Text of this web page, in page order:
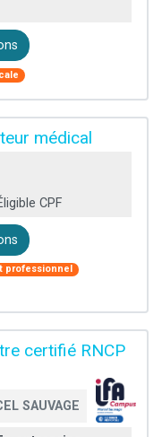
médical
CPF
professionnel
certifié RNCP
SAUVAGE